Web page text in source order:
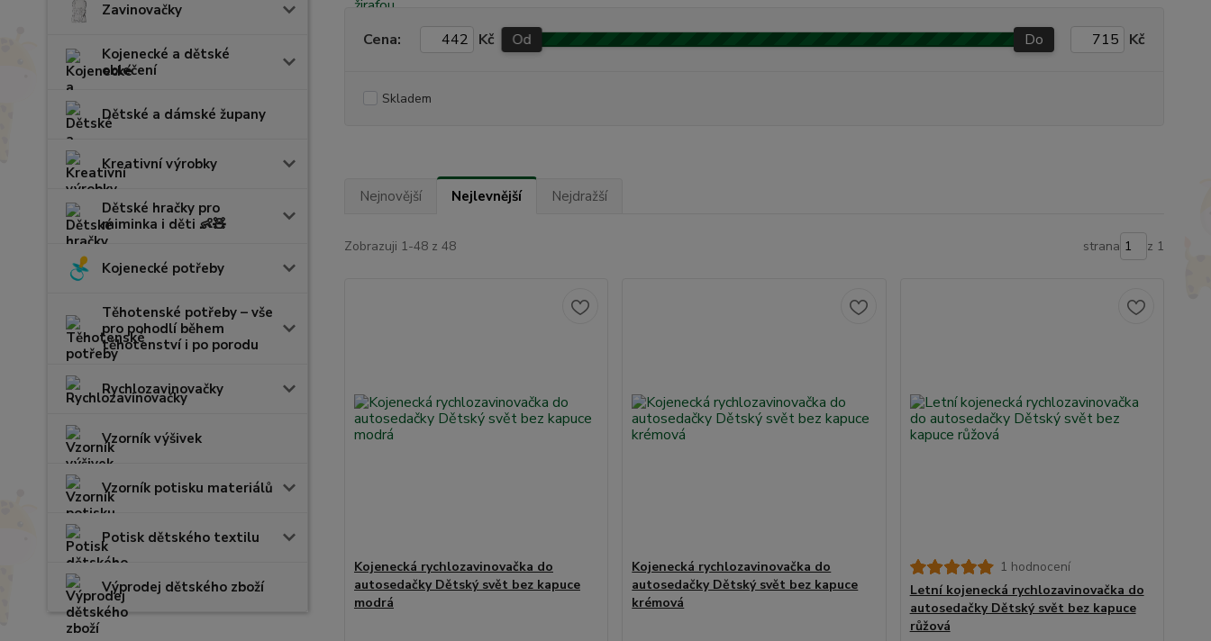
Zavinovačky
Kojenecké a dětské
oblečení
Dětské a dámské župany
Kreativní výrobky
Dětské hračky pro
miminka i děti 👶🧸
Kojenecké potřeby
Těhotenské potřeby – vše
pro pohodlí během
těhotenství i po porodu
Rychlozavinovačky
Vzorník výšivek
Vzorník potisku materiálů
Potisk dětského textilu
Výprodej dětského zboží
Cena: Kč Od Do Kč
Skladem
Nejnovější Nejlevnější Nejdražší
Zobrazuji 1-48 z 48 strana z 1
Kojenecká rychlozavinovačka do
autosedačky Dětský svět bez kapuce
modrá
Kojenecká rychlozavinovačka do
autosedačky Dětský svět bez kapuce
krémová
1 hodnocení
Letní kojenecká rychlozavinovačka do
autosedačky Dětský svět bez kapuce
růžová